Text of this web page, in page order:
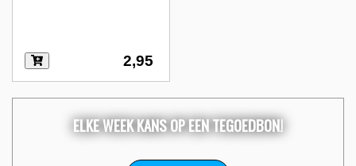
2,95
ELKE WEEK KANS OP EEN TEGOEDBON!